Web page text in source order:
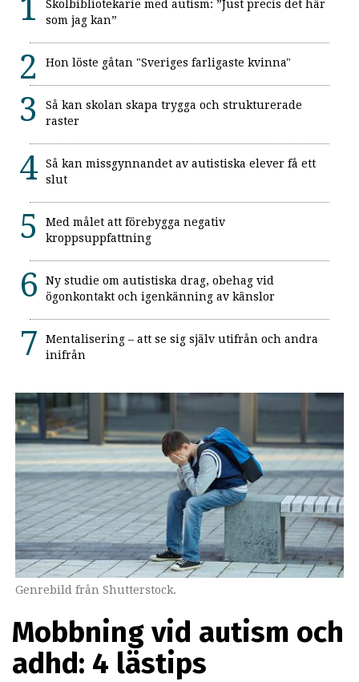
Skolbibliotekarie med autism: ”Just precis det här
som jag kan”
Hon löste gåtan "Sveriges farligaste kvinna"
Så kan skolan skapa trygga och strukturerade
raster
Så kan missgynnandet av autistiska elever få ett
slut
Med målet att förebygga negativ
kroppsuppfattning
Ny studie om autistiska drag, obehag vid
ögonkontakt och igenkänning av känslor
Mentalisering – att se sig själv utifrån och andra
inifrån
Genrebild från Shutterstock.
Mobbning vid autism och
adhd: 4 lästips